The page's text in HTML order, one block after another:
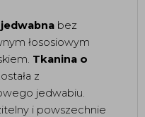
bez
łososiowym
Tkanina o
z
jedwabiu.
i powszechnie